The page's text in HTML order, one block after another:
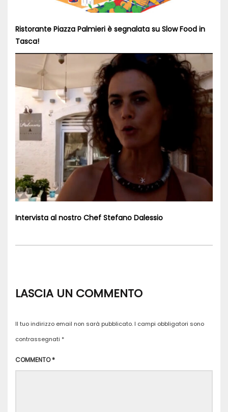
Ristorante Piazza Palmieri è segnalata su Slow Food in
Tasca!
Intervista al nostro Chef Stefano Dalessio
LASCIA UN COMMENTO
Il tuo indirizzo email non sarà pubblicato. I campi obbligatori sono
contrassegnati *
COMMENTO*